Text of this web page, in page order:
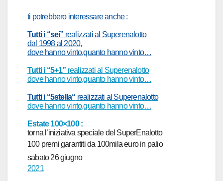
ti potrebbero interessareanche:
Tutti i “sei” realizzati al Superenalotto
dal 1998 al 2020,
dove hanno vinto,quanto hanno vinto…
Tutti i “5+1” realizzati al Superenalotto
dove hanno vinto,quanto hanno vinto…
Tutti i “5stell a“ realizzati al Superenalotto
dove hanno vinto,quanto hanno vinto…
Estate 100×100 :
torna l’iniziativa speciale del SuperEnalotto
100 premi garantiti da 100mila euro in palio
sabato 26 giugno
2021